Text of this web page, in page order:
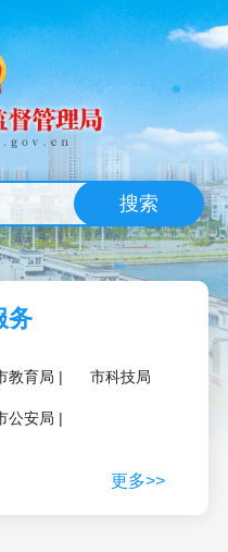
搜索
务
教育局 市科技局
公安局
更多>>